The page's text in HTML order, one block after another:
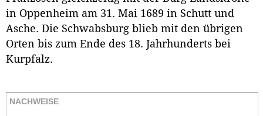
in Oppenheim am 31. Mai 1689 in Schutt und
Asche. Die Schwabsburg blieb mit den übrigen
Orten bis zum Ende des 18. Jahrhunderts bei
Kurpfalz.
NACHWEISE